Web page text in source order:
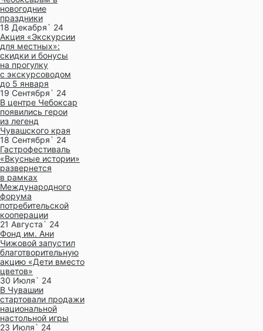
новогодние
праздники
18 Декабря` 24
Акция «Экскурсии
для местных»:
скидки и бонусы
на прогулку
с экскурсоводом
до 5 января
19 Сентября` 24
В центре Чебоксар
появились герои
из легенд
Чувашского края
18 Сентября` 24
Гастрофестиваль
«Вкусные истории»
развернется
в рамках
Международного
форума
потребительской
кооперации
21 Августа` 24
Фонд им. Ани
Чижовой запустил
благотворительную
акцию «Дети вместо
цветов»
30 Июля` 24
В Чувашии
стартовали продажи
национальной
настольной игры
23 Июля` 24